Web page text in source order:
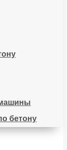
бетону